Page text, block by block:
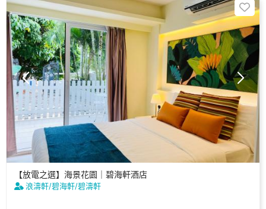
【放電之選】海景花園｜碧海軒酒店
浪濤軒/碧海軒/碧濤軒